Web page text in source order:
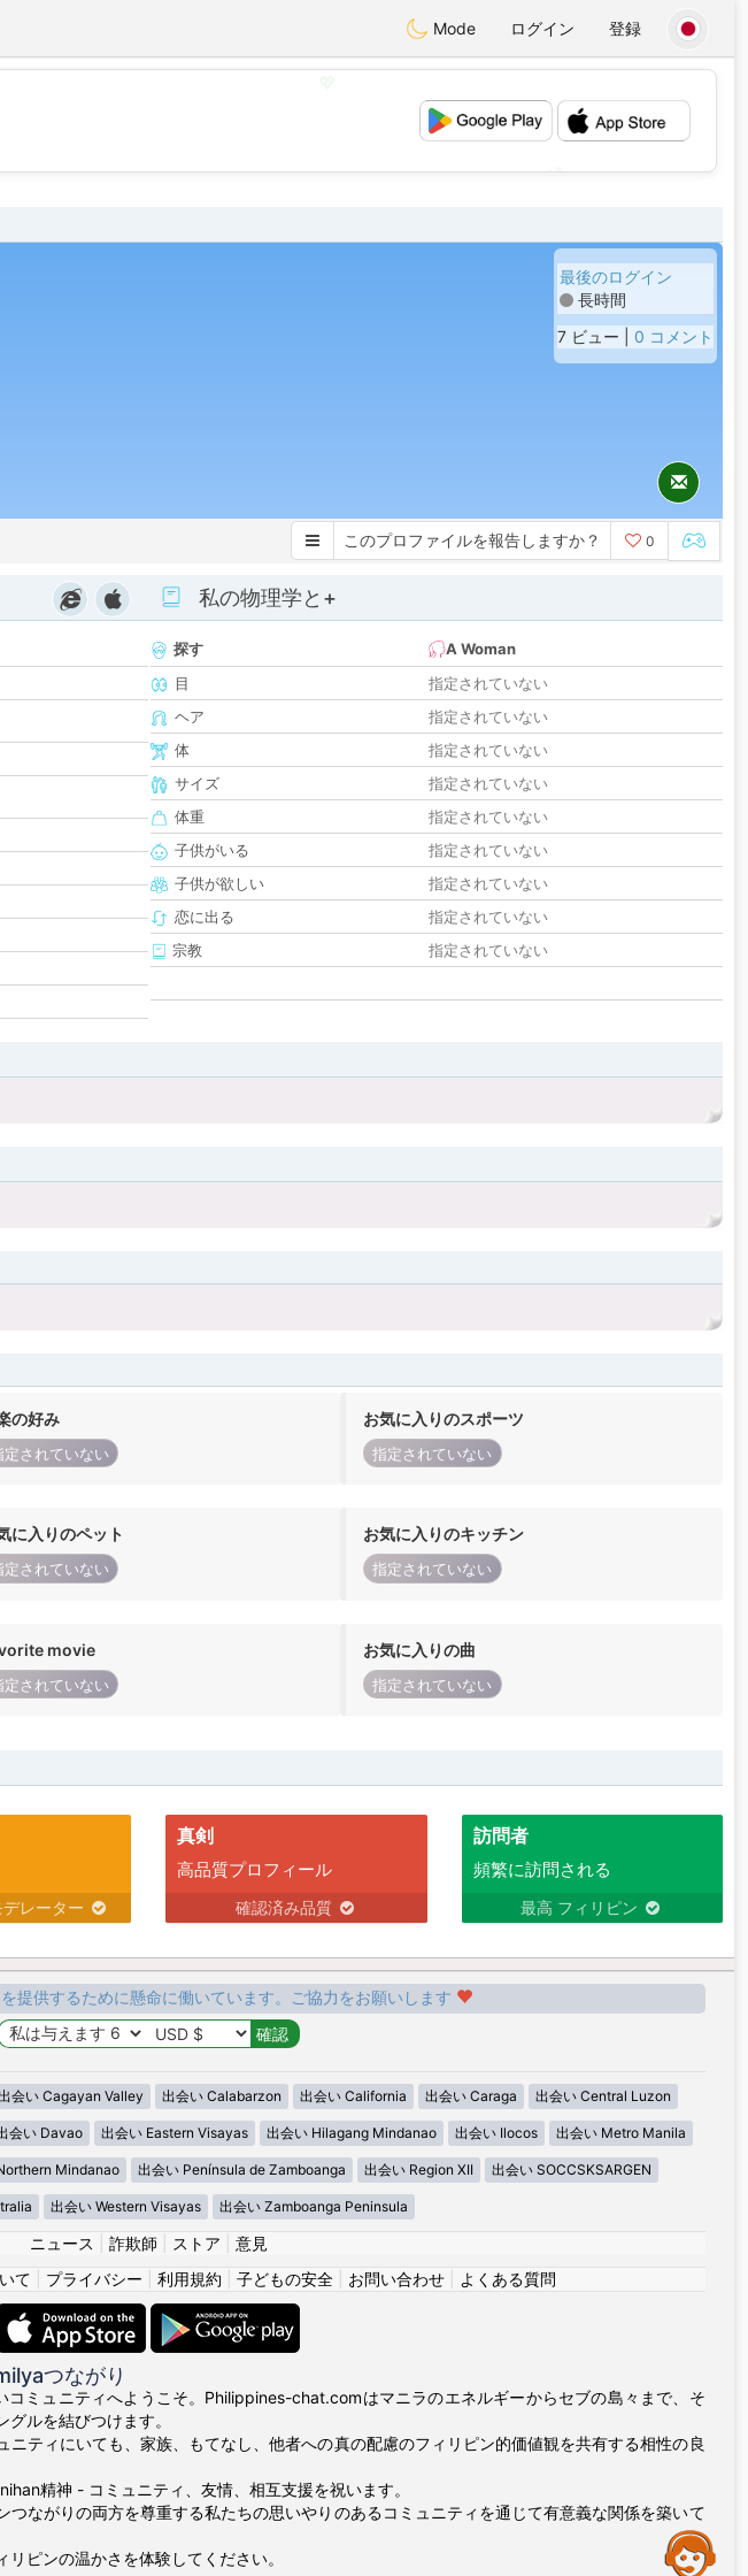
Mode ログイン 登録
💕
最後のログイン
長時間
7 ビュー | 0 コメント
このプロファイルを報告しますか？ 0
私の物理学と+
探す
A Woman
目
指定されていない
ヘア
指定されていない
体
指定されていない
サイズ
指定されていない
体重
指定されていない
子供がいる
指定されていない
子供が欲しい
指定されていない
恋に出る
指定されていない
宗教
指定されていない
の好み
定されていない
お気に入りのスポーツ
指定されていない
に入りのペット
定されていない
お気に入りのキッチン
指定されていない
movie
定されていない
お気に入りの曲
指定されていない
レーター
真剣
高品質プロフィール
確認済み品質
訪問者
頻繁に訪問される
最高 フィリピン
提供するために懸命に働いています。ご協力をお願いします
会い Cagayan Valley 出会い Calabarzon 出会い California 出会い Caraga 出会い Central Luzon
会い Davao 出会い Eastern Visayas 出会い Hilagang Mindanao 出会い Ilocos 出会い Metro Manila
Mindanao 出会い Península de Zamboanga 出会い Region XII 出会い SOCCSKSARGEN
出会い Western Visayas 出会い Zamboanga Peninsula
ニュース 詐欺師 ストア
意見
て プライバシー 利用規約 子どもの安全| お問い合わせ| よくある質問
つながり
ミュニティへようこそ。Philippines-chat.comはマニラのエネルギーからセブの島々まで、そ
ルを結びつけます。
ティにいても、家族、もてなし、他者への真の配慮のフィリピン的価値観を共有する相性の良
精神 - コミュニティ、友情、相互支援を祝います。
ながりの両方を尊重する私たちの思いやりのあるコミュニティを通じて有意義な関係を築いて
ピンの温かさを体験してください。